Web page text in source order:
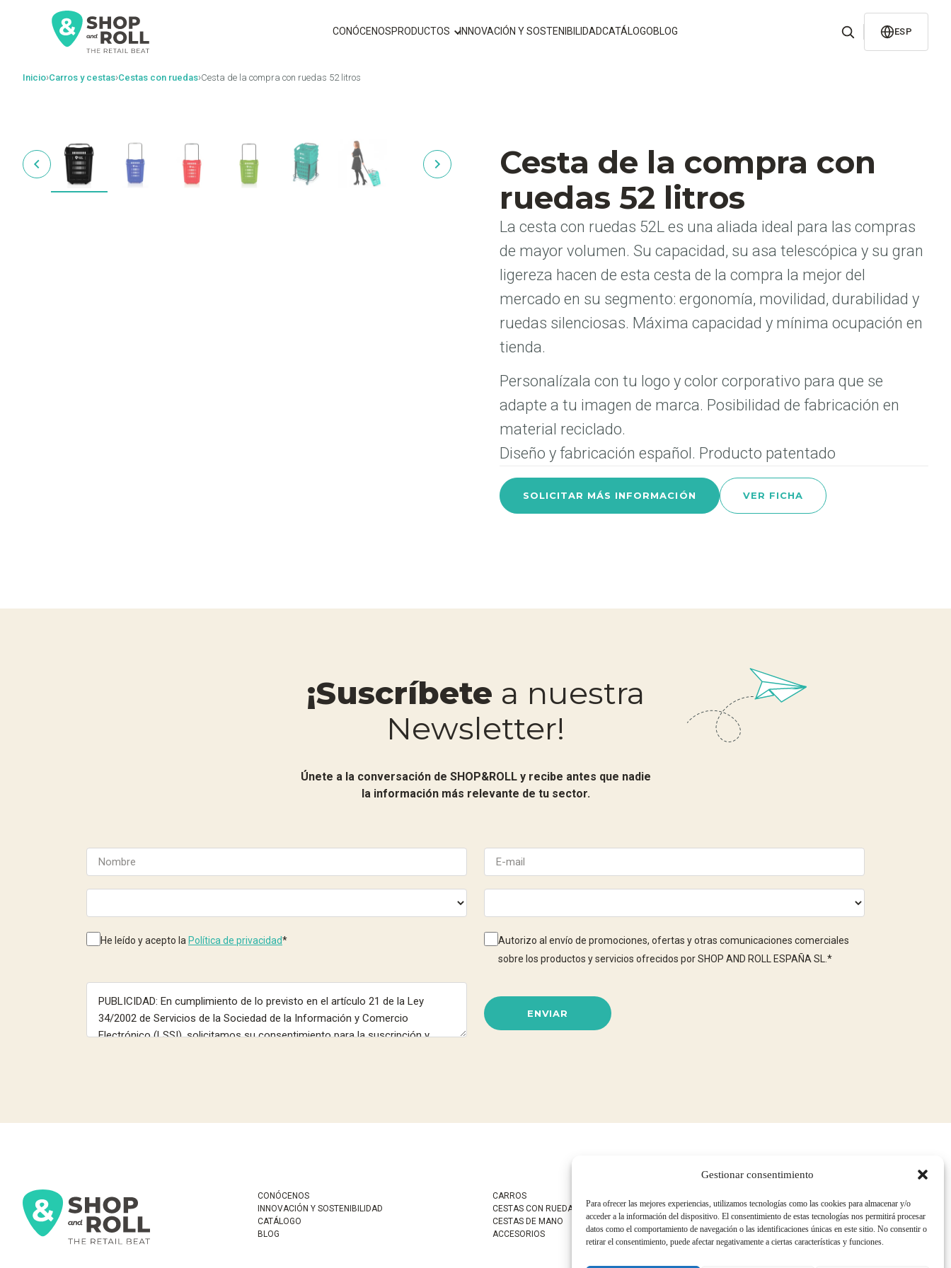
Gestionar consentimiento
Para ofrecer las mejores experiencias, utilizamos tecnologías como las cookies para almacenar y/o
acceder a la información del dispositivo. El consentimiento de estas tecnologías nos permitirá procesar
datos como el comportamiento de navegación o las identificaciones únicas en este sitio. No consentir o
retirar el consentimiento, puede afectar negativamente a ciertas características y funciones.
contenido
CONÓCENOSPRODUCTOS INNOVACIÓN Y SOSTENIBILIDADCATÁLOGOBLOG ESP
Inicio›Carros y cestas›Cestas con ruedas›Cesta de la compra con ruedas 52 litros
Cesta de la compra con
ruedas 52 litros
La cesta con ruedas 52L es una aliada ideal para las compras
de mayor volumen. Su capacidad, su asa telescópica y su gran
ligereza hacen de esta cesta de la compra la mejor del
mercado en su segmento: ergonomía, movilidad, durabilidad y
ruedas silenciosas. Máxima capacidad y mínima ocupación en
tienda.
Personalízala con tu logo y color corporativo para que se
adapte a tu imagen de marca. Posibilidad de fabricación en
material reciclado.
Diseño y fabricación español. Producto patentado
SOLICITAR MÁS INFORMACIÓN VER FICHA
¡Suscríbete a nuestra
Newsletter!
Únete a la conversación de SHOP&ROLL y recibe antes que nadie
la información más relevante de tu sector.
He leído y acepto la Política de privacidad*
Autorizo al envío de promociones, ofertas y otras comunicaciones comerciales
sobre los productos y servicios ofrecidos por SHOP AND ROLL ESPAÑA SL.*
ENVIAR
CONÓCENOS
INNOVACIÓN Y SOSTENIBILIDAD
CATÁLOGO
BLOG
CARROS
CESTAS CON RUEDAS
CESTAS DE MANO
ACCESORIOS
TRABAJA CON NOSOTROS
SER AGENTE/DISTRIBUIDOR
TELÉFONOS DE INTERÉS